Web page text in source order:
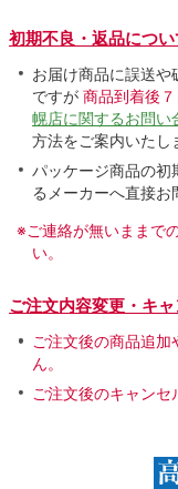
初期不良・返品につい
お届け商品に誤送や
ですが 商品到着後
幌店に関するお問い
方法をご案内いたし
パッケージ商品の初
るメーカーへ直接お
※ご連絡が無いままで
い。
ご注文内容変更・キ
ご注文後の商品追
ん。
ご注文後のキャンセ